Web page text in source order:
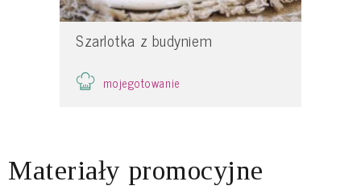
Szarlotka z budyniem
mojegotowanie
Materiały promocyjne